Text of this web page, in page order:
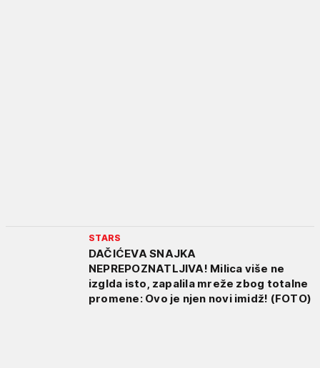
STARS
DAČIĆEVA SNAJKA
NEPREPOZNATLJIVA! Milica više ne
izglda isto, zapalila mreže zbog totalne
promene: Ovo je njen novi imidž! (FOTO)